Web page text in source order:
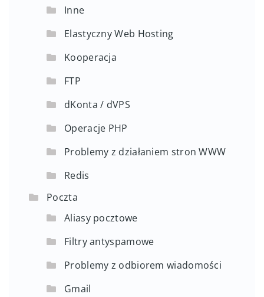
Inne
Elastyczny Web Hosting
Kooperacja
FTP
dKonta / dVPS
Operacje PHP
Problemy z działaniem stron WWW
Redis
Poczta
Aliasy pocztowe
Filtry antyspamowe
Problemy z odbiorem wiadomości
Gmail